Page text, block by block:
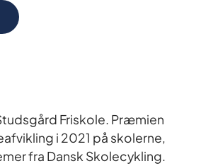
Friskole. Præmien
i 2021 på skolerne,
fra Dansk Skolecykling.